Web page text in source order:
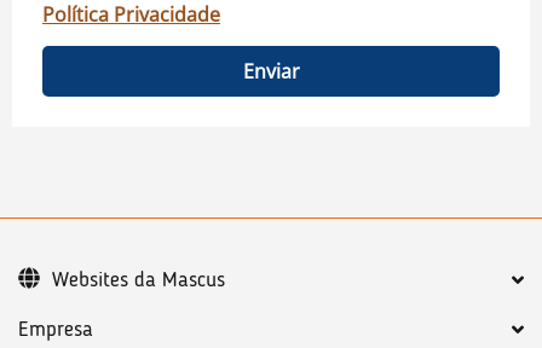
Política Privacidade
Enviar
Empresa
Websites da Mascus